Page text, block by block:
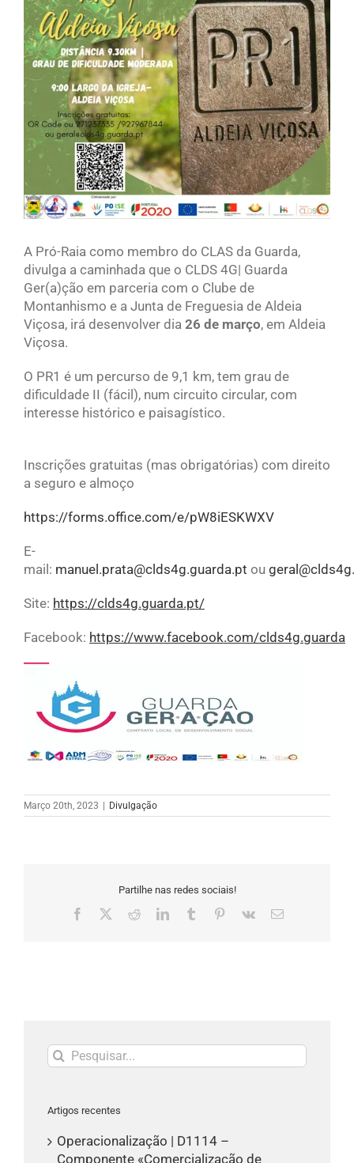
A Pró-Raia como membro do CLAS da Guarda,
divulga a caminhada que o CLDS 4G| Guarda
Ger(a)ção em parceria com o Clube de
Montanhismo e a Junta de Freguesia de Aldeia
Viçosa, irá desenvolver dia 26 de março, em Aldeia
Viçosa.
O PR1 é um percurso de 9,1 km, tem grau de
dificuldade II (fácil), num circuito circular, com
interesse histórico e paisagístico.
Inscrições gratuitas (mas obrigatórias) com direito
a seguro e almoço
https://forms.office.com/e/pW8iESKWXV
E-
mail: manuel.prata@clds4g.guarda.pt ou
Site: https://clds4g.guarda.pt/
Facebook: https://www.facebook.com/clds4g.guarda
Março 20th, 2023 Divulgação
Partilhe nas redes sociais!
Facebook RedditLinkedInTumblr Pinterest
Vk
Email
Pesquisar
Artigos recentes
Operacionalização | D1114 –
Componente «Comercialização de